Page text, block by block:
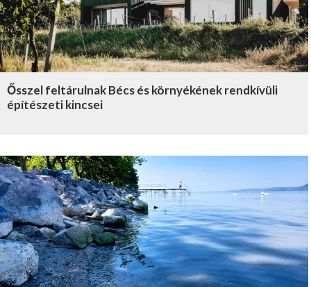
Ősszel feltárulnak Bécs és környékének rendkívüli
építészeti kincsei